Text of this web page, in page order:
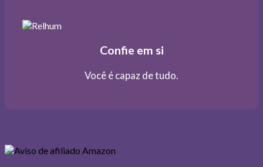
Confie em si
Você é capaz de tudo.